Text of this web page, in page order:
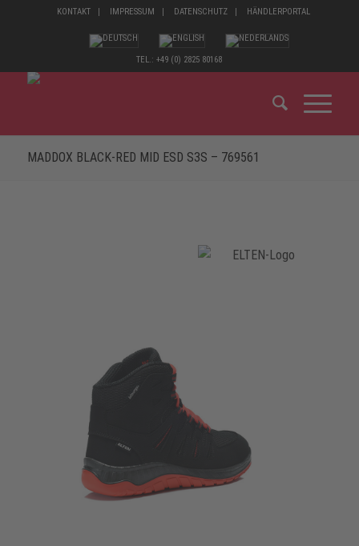
KONTAKT IMPRESSUM DATENSCHUTZ HÄNDLERPORTAL
TEL.: +49 (0) 2825 80168
MADDOX BLACK-RED MID ESD S3S – 769561